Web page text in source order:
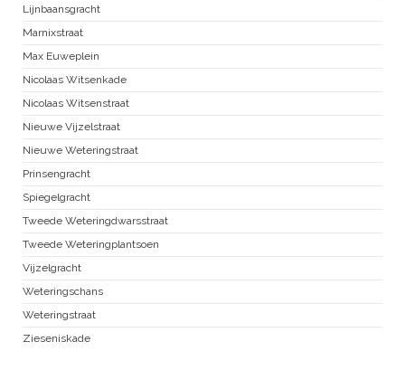
Lijnbaansgracht
Marnixstraat
Max Euweplein
Nicolaas Witsenkade
Nicolaas Witsenstraat
Nieuwe Vijzelstraat
Nieuwe Weteringstraat
Prinsengracht
Spiegelgracht
Tweede Weteringdwarsstraat
Tweede Weteringplantsoen
Vijzelgracht
Weteringschans
Weteringstraat
Zieseniskade